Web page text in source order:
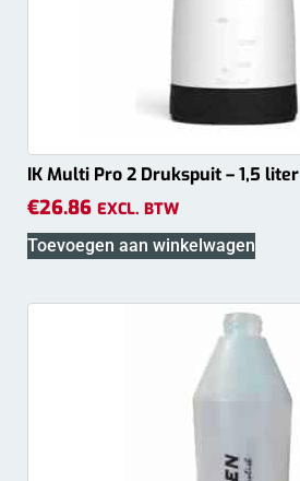
IK Multi Pro 2 Drukspuit – 1,5 liter
€26.86 EXCL. BTW
Toevoegen aan winkelwagen